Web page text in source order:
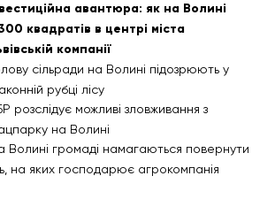
авантюра: як на Волині
квадратів в центрі міста
компанії
сільради на Волині підозрюють у
рубці лісу
розслідує можливі зловживання з
на Волині
Волині громаді намагаються повернути
на яких господарює агрокомпанія